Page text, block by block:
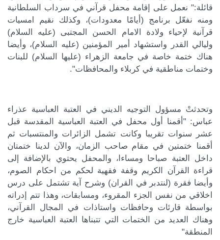
قائلة:" نعمل على إقامة محفل قرآني في سرداب السلطانية
ومنه نفعّل برنامج (أيامًا معدودات)، وكذلك نقيم امسيات
قرآنية لإحياء ولادة الامام الحسن المجتبى (عليه السلام)
وليالي القدر واستشهاد أمير المؤمنين (عليه السلام)، وأيضا
هناك ختمة خاصة في جامعة الزهراء (عليها السلام) للبنات
وختمات مناطقية في كربلاء والمحافظات".
وتحدثتْ مسؤول التوجيه الديني في العتبة العباسية عذراء
عباس: "أقمنا أول محفل في العتبة العباسية المقدسة قبل
عشر سنوات تقريبا وكانت تشمل الزائرات والمنتسبات ثم
أقمنا ختمتين في مقام صاحب الزمان، والآن لدينا ختمتان
داخل العتبة صباحا ومساءا، والمحفل يحتوي بالإضافة إلى
قراءة القرآن الكريم وقفة فقهية لحكم من احكام الصوم،
وأيضا فقرة (لنتدبر في القران) وشرح آية تشتمل على درس
اخلاقي من نفس الجزء المقروء، ومسابقات، وهذا تتم إدراته
بواسطة قارئات وحافظات واستاذات في المجال القرآني،
وهناك العديد من الختمات التي تتبناها العتبة العباسية خارج
المنطقة"